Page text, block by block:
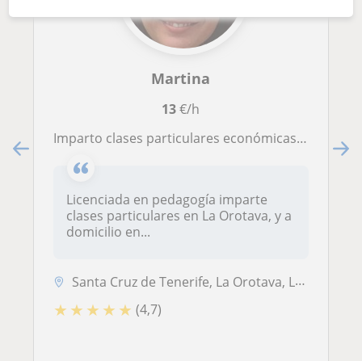
Martina
13€/h
Imparto clases particulares económicas a los niveles de educación primaria, secundaria y técnicas de estudio en bachillerato
Licenciada en pedagogía imparte
clases particulares en La Orotava, y a
domicilio en...
Santa Cruz de Tenerife, La Orotava, Los Realejos, Puerto de la Cruz, S...
★ ★ ★ ★ ★ (4,7)